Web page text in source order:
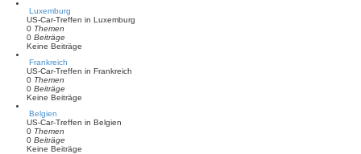
Luxemburg
US-Car-Treffen in Luxemburg
0 Themen
0 Beiträge
Keine Beiträge
Frankreich
US-Car-Treffen in Frankreich
0 Themen
0 Beiträge
Keine Beiträge
Belgien
US-Car-Treffen in Belgien
0 Themen
0 Beiträge
Keine Beiträge